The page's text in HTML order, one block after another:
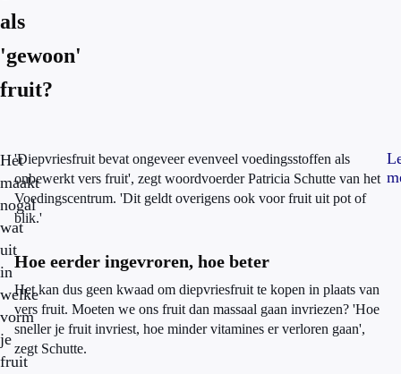
als
'gewoon'
fruit?
Het
maakt
nogal
wat
uit
in
welke
vorm
je
fruit
'Diepvriesfruit bevat ongeveer evenveel voedingsstoffen als
onbewerkt vers fruit', zegt woordvoerder Patricia Schutte van het
Voedingscentrum. 'Dit geldt overigens ook voor fruit uit pot of
blik.'
Hoe eerder ingevroren, hoe beter
Het kan dus geen kwaad om diepvriesfruit te kopen in plaats van
vers fruit. Moeten we ons fruit dan massaal gaan invriezen? 'Hoe
sneller je fruit invriest, hoe minder vitamines er verloren gaan',
zegt Schutte.